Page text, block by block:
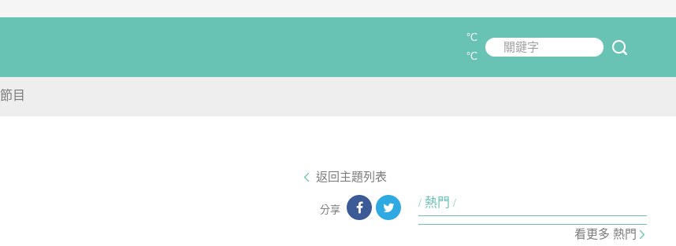
關鍵字
°C
°C
節目
返回主題列表
分享
熱門
看更多 熱門